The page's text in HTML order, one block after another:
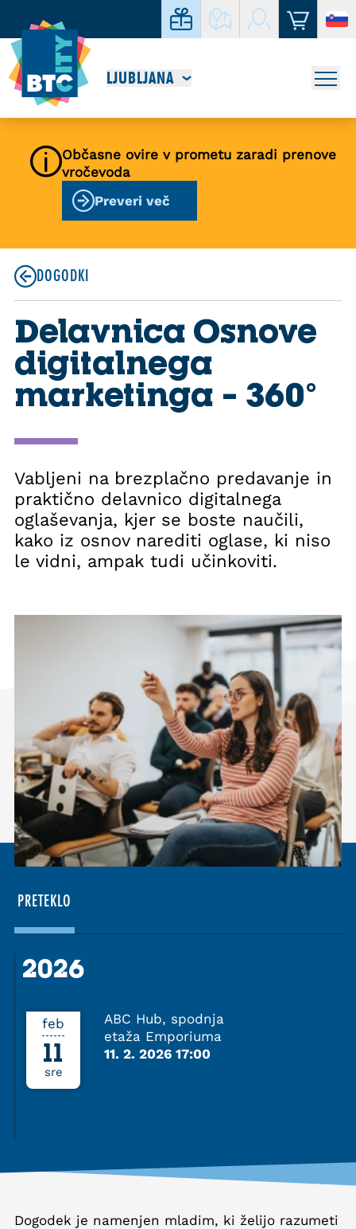
LJUBLJANA
Občasne ovire v prometu zaradi prenove
vročevoda
Preveri več
DOGODKI
Delavnica Osnove
digitalnega
marketinga – 360°
Vabljeni na brezplačno predavanje in
praktično delavnico digitalnega
oglaševanja, kjer se boste naučili,
kako iz osnov narediti oglase, ki niso
le vidni, ampak tudi učinkoviti.
PRETEKLO
2026
2026
feb
11
sre
ABC Hub, spodnja
etaža Emporiuma
11. 2. 2026 17:00
Dogodek je namenjen mladim, ki želijo razumeti